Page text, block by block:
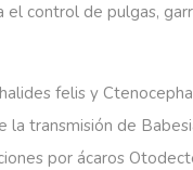
control de pulgas,
felis y
transmisión de
por ácaros